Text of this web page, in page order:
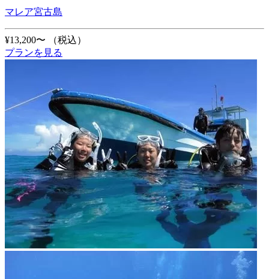
マレア宮古島
¥13,200〜
（税込）
プランを見る